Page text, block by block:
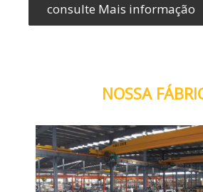
consulte Mais informação
NOSSA